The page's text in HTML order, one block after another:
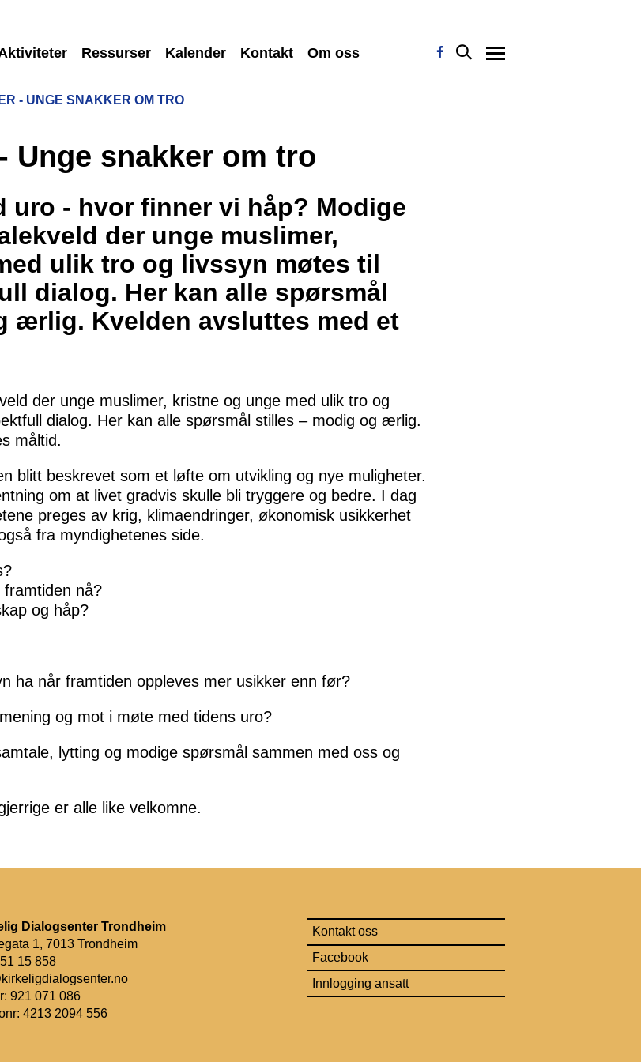
Ressurser Kalender Kontakt Om oss
- UNGE SNAKKER OM TRO
Unge snakker om tro
uro - hvor finner vi håp? Modige
der unge muslimer,
ulik tro og livssyn møtes til
dialog. Her kan alle spørsmål
ærlig. Kvelden avsluttes med et
der unge muslimer, kristne og unge med ulik tro og
dialog. Her kan alle spørsmål stilles – modig og ærlig.
måltid.
blitt beskrevet som et løfte om utvikling og nye muligheter.
om at livet gradvis skulle bli tryggere og bedre. I dag
preges av krig, klimaendringer, økonomisk usikkerhet
fra myndighetenes side.
nå?
og håp?
ha når framtiden oppleves mer usikker enn før?
og mot i møte med tidens uro?
lytting og modige spørsmål sammen med oss og
er alle like velkomne.
Dialogsenter Trondheim
1, 7013 Trondheim
15 858
921 071 086
4213 2094 556
Kontakt oss
Facebook
Innlogging ansatt